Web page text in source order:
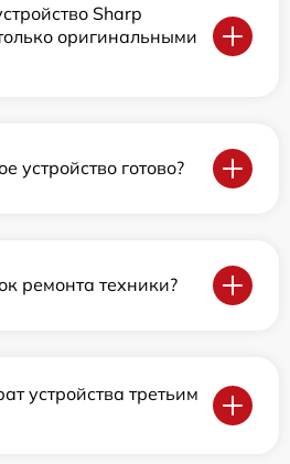
Sharp
оригинальными
устройство готово?
ремонта техники?
устройства третьим